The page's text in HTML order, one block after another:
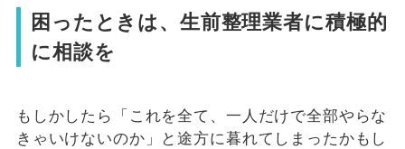
困ったときは、生前整理業者に積極的
に相談を
もしかしたら「これを全て、一人だけで全部やらな
きゃいけないのか」と途方に暮れてしまったかもし